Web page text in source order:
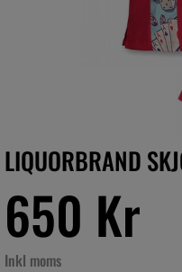
LIQUORBRAND
650 Kr
Inkl moms